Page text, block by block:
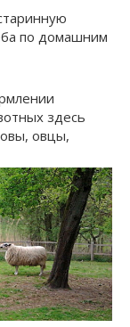
по домашним
здесь
овцы,